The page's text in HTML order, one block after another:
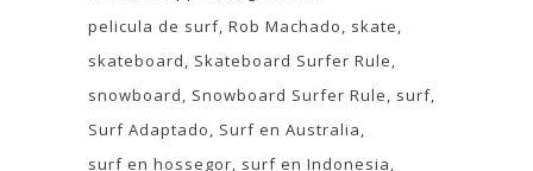
pelicula de surf Rob Machado
skate
skateboard
Skateboard Surfer Rule
snowboard
Snowboard Surfer Rule
surf
Surf Adaptado
Surf en Australia
surf en hossegor surf en Indonesia